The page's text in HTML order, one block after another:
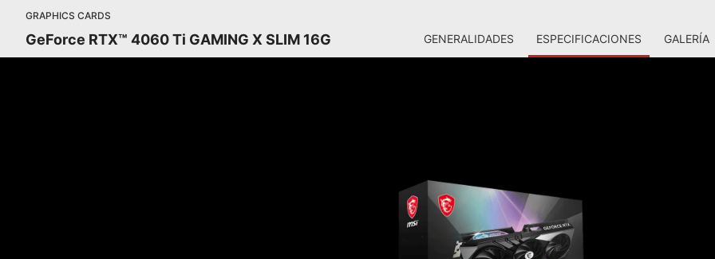
GRAPHICS CARDS
GeForce RTX™ 4060 Ti GAMING X SLIM 16G GENERALIDADES ESPECIFICACIONES GALERÍA